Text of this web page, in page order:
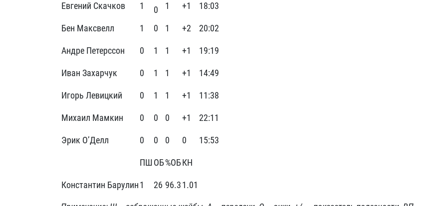
Евгений Скачков 1 0 1 +1 18:03
Бен Максвелл 1 0 1 +2 20:02
Андре Петерссон 0 1 1 +1 19:19
Иван Захарчук 0 1 1 +1 14:49
Игорь Левицкий 0 1 1 +1 11:38
Михаил Мамкин 0 0 0 +1 22:11
Эрик О’Делл 0 0 0 0 15:53
ПШОБ%ОБКН
Константин Барулин1 26 96.31.01